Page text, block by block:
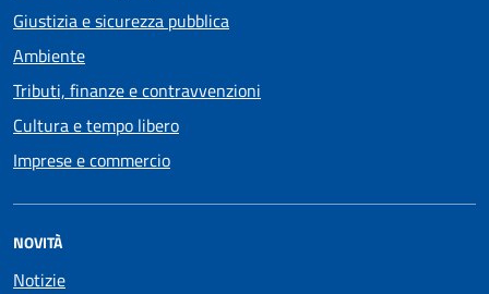
Giustizia e sicurezza pubblica
Ambiente
Tributi, finanze e contravvenzioni
Cultura e tempo libero
Imprese e commercio
NOVITÀ
Notizie